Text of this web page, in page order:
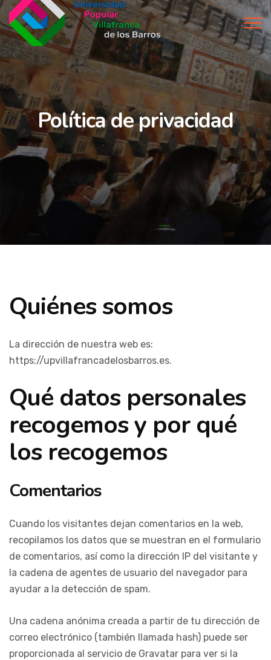
Política de privacidad
Quiénes somos
La dirección de nuestra web es:
https://upvillafrancadelosbarros.es.
Qué datos personales
recogemos y por qué
los recogemos
Comentarios
Cuando los visitantes dejan comentarios en la web,
recopilamos los datos que se muestran en el formulario
de comentarios, así como la dirección IP del visitante y
la cadena de agentes de usuario del navegador para
ayudar a la detección de spam.
Una cadena anónima creada a partir de tu dirección de
correo electrónico (también llamada hash) puede ser
proporcionada al servicio de Gravatar para ver si la